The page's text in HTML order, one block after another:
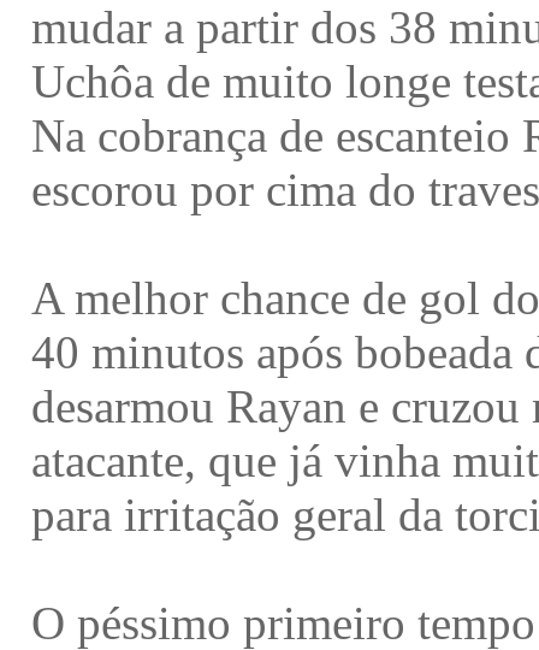
mudar a partir dos 38
Uchôa de muito longe
Na cobrança de escanteio
escorou por cima do
A melhor chance de gol
40 minutos após bobeada
desarmou Rayan e
atacante, que já vinha
para irritação geral da
O péssimo primeiro